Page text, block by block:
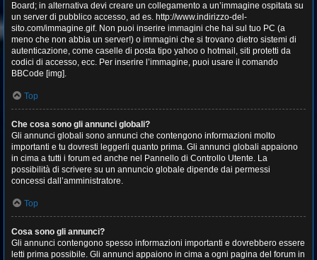
Board; in alternativa devi creare un collegamento a un’immagine ospitata su
un server di pubblico accesso, ad es. http://www.indirizzo-del-
sito.com/immagine.gif. Non puoi inserire immagini che hai sul tuo PC (a
meno che non abbia un server!) o immagini che si trovano dietro sistemi di
autenticazione, come caselle di posta tipo yahoo o hotmail, siti protetti da
codici di accesso, ecc. Per inserire l’immagine, puoi usare il comando
BBCode [img].
Top
Che cosa sono gli annunci globali?
Gli annunci globali sono annunci che contengono informazioni molto
importanti e tu dovresti leggerli quanto prima. Gli annunci globali appaiono
in cima a tutti i forum ed anche nel Pannello di Controllo Utente. La
possibilità di scrivere su un annuncio globale dipende dai permessi
concessi dall’amministratore.
Top
Cosa sono gli annunci?
Gli annunci contengono spesso informazioni importanti e dovrebbero essere
letti prima possibile. Gli annunci appaiono in cima a ogni pagina del forum in